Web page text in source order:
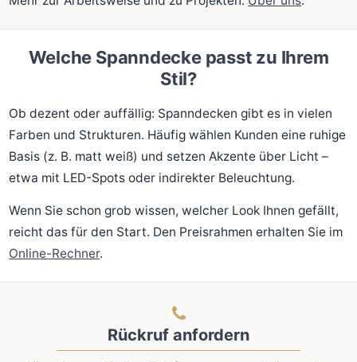
Welche Spanndecke passt zu Ihrem
Stil?
Ob dezent oder auffällig: Spanndecken gibt es in vielen
Farben und Strukturen. Häufig wählen Kunden eine ruhige
Basis (z. B. matt weiß) und setzen Akzente über Licht –
etwa mit LED-Spots oder indirekter Beleuchtung.
Wenn Sie schon grob wissen, welcher Look Ihnen gefällt,
reicht das für den Start. Den Preisrahmen erhalten Sie im
Online-Rechner.
Rückruf anfordern